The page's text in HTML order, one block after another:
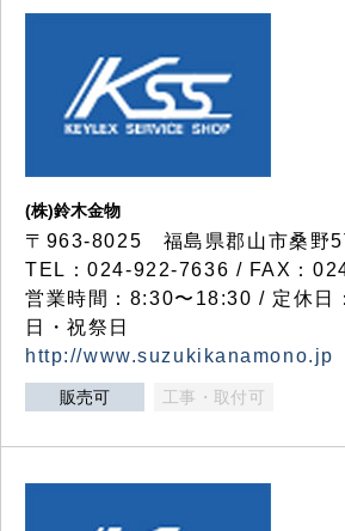
(株)鈴木金物
〒963-8025 福島県郡山市桑野
TEL：024-922-7636 / FAX：
営業時間：8:30〜18:30 / 定休日
日・祝祭日
http://www.suzukikanamono.jp
販売可 工事・取付可